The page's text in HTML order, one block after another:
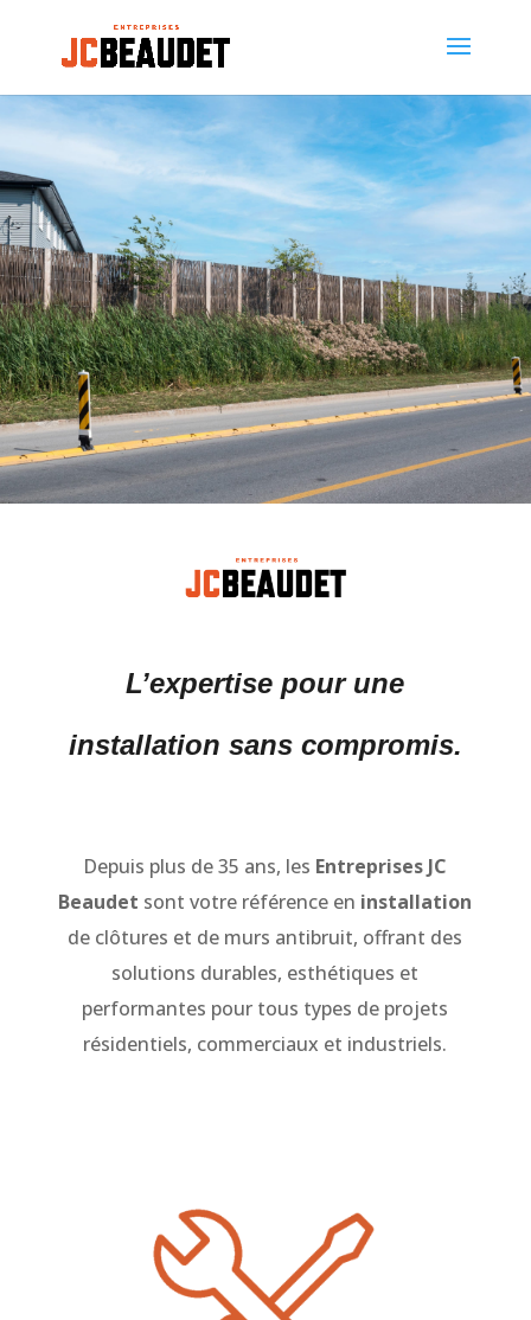
L’expertise pour une
installation sans compromis.
Depuis plus de 35 ans, les Entreprises JC
Beaudet sont votre référence en installation
de clôtures et de murs antibruit, offrant des
solutions durables, esthétiques et
performantes pour tous types de projets
résidentiels, commerciaux et industriels.